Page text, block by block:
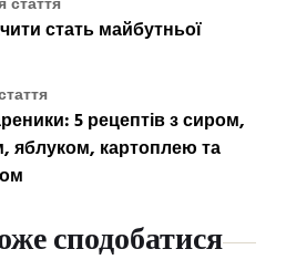
стать майбутньої
5 рецептів з сиром,
яблуком, картоплею та
сподобатися